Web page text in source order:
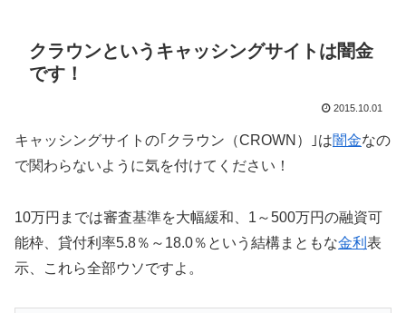
クラウンというキャッシングサイトは闇金
です！
2015.10.01
キャッシングサイトの｢クラウン（CROWN）｣は闇金なの
で関わらないように気を付けてください！
10万円までは審査基準を大幅緩和、1～500万円の融資可
能枠、貸付利率5.8％～18.0％という結構まともな金利 表
示、これら全部ウソですよ。